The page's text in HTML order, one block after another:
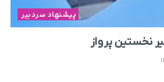
پیشنهاد سردبیر